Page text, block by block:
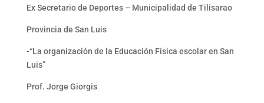
Ex Secretario de Deportes – Municipalidad de Tilisarao
Provincia de San Luis
-“La organización de la Educación Física escolar en San
Luis”
Prof. Jorge Giorgis